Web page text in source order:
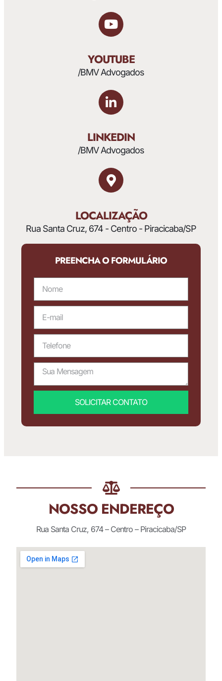
YOUTUBE
/BMV Advogados
LINKEDIN
/BMV Advogados
LOCALIZAÇÃO
Rua Santa Cruz, 674 - Centro - Piracicaba/SP
PREENCHA O FORMULÁRIO
SOLICITAR CONTATO
NOSSO ENDEREÇO
Rua Santa Cruz, 674 – Centro – Piracicaba/SP